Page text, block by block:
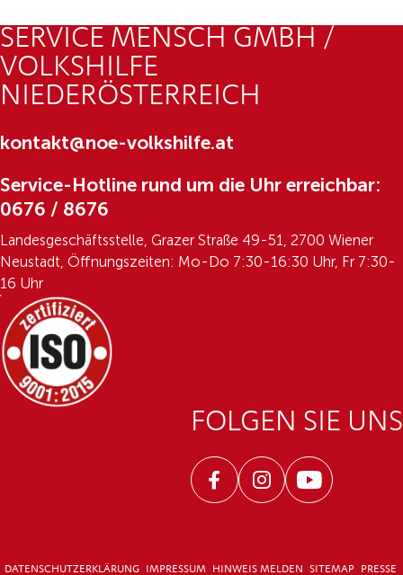
SERVICE MENSCH GMBH /
VOLKSHILFE
NIEDERÖSTERREICH
kontakt@noe-volkshilfe.at
Service-Hotline rund um die Uhr erreichbar:
0676 / 8676
Landesgeschäftsstelle, Grazer Straße 49-51, 2700 Wiener
Neustadt, Öffnungszeiten: Mo-Do 7:30-16:30 Uhr, Fr 7:30-
16 Uhr
FOLGEN SIE UNS
FacebookInstagramYoutube
DATENSCHUTZERKLÄRUNG IMPRESSUM HINWEIS MELDEN SITEMAP PRESSE